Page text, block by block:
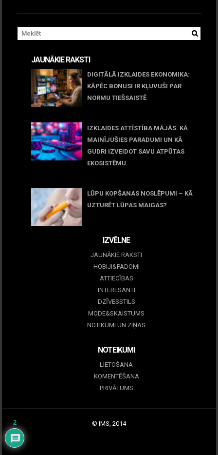
JAUNĀKIE RAKSTI
DIGITĀLĀ IZKLAIDES EKONOMIKA:
KĀPĒC BONUSI IR KĻUVUŠI PAR
NORMU TIEŠSAISTĒ
IZKLAIDES ATTĪSTĪBA MĀJĀS: KĀ
MAINĪJUŠIES PARADUMI UN KĀ
GUDRI IZVEIDOT SAVU ATPŪTAS
EKOSISTĒMU
LŪPU KOPŠANAS NOSLĒPUMI – KĀ
UZTURĒT LŪPAS MAIGAS?
IZVĒLNE
JAUNĀKIE RAKSTI
HOBIJI&PADOMI
ATTIECĪBAS
INTERESANTI
DZĪVESSTILS
MODE&SKAISTUMS
NOTIKUMI UN ZIŅAS
NOTEIKUMI
LIETOŠANA
KOMENTĒŠANA
PRIVĀTUMS
© IMS, 2014
2